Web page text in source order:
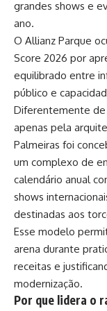
grandes shows e
ano.
O Allianz Parque
Score 2026 por
equilibrado entre
público e
Diferentemente
apenas pela
Palmeiras foi
um complexo de
calendário anual
shows
destinadas aos
Esse modelo
arena durante
receitas e
modernização.
Por que lidera o